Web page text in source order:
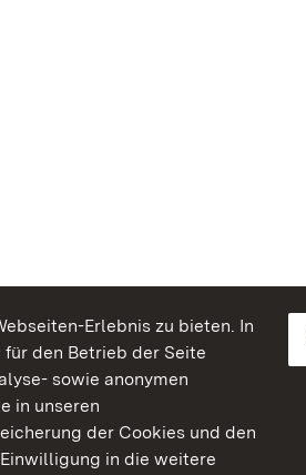
Erlebnis zu bieten. In
den Betrieb der Seite
sowie anonymen
in unseren
der Cookies und den
in die weitere